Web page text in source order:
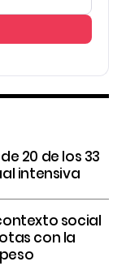
20 de los 33
intensiva
social
con la